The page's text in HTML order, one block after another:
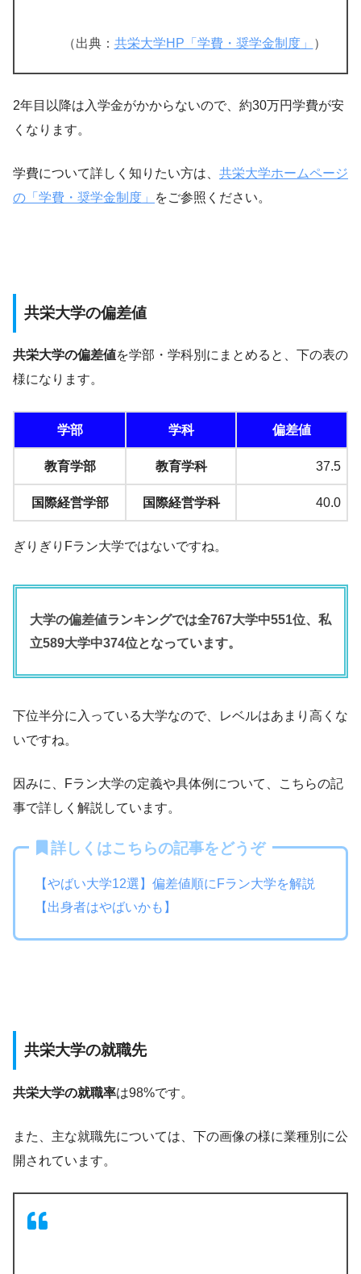
（出典： 共栄大学HP「学費・奨学金制度」 ）
2年目以降は入学金がかからないので、約30万円学費が安
くなります。
学費について詳しく知りたい方は、 共栄大学ホームページ
の「学費・奨学金制度」
をご参照ください。
共栄大学の偏差値
共栄大学の偏差値を学部・学科別にまとめると、下の表の
様になります。
学部 学科 偏差値
教育学部 教育学科 37.5
国際経営学部 国際経営学科 40.0
ぎりぎりFラン大学ではないですね。
大学の偏差値ランキングでは全767大学中551位、私
立589大学中374位となっています。
下位半分に入っている大学なので、レベルはあまり高くな
いですね。
因みに、Fラン大学の定義や具体例について、こちらの記
事で詳しく解説しています。
詳しくはこちらの記事をどうぞ
【やばい大学12選】偏差値順にFラン大学を解説
【出身者はやばいかも】
共栄大学の就職先
共栄大学の就職率は98%です。
また、主な就職先については、下の画像の様に業種別に公
開されています。